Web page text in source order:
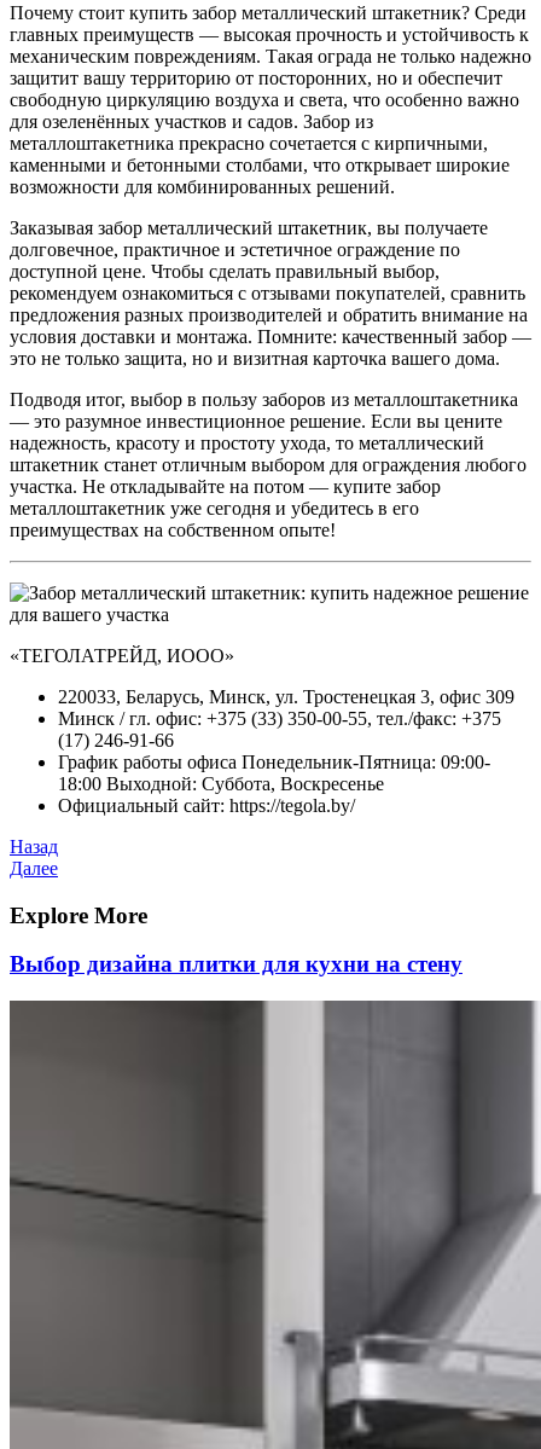
Почему стоит купить забор металлический штакетник? Среди
главных преимуществ — высокая прочность и устойчивость к
механическим повреждениям. Такая ограда не только надежно
защитит вашу территорию от посторонних, но и обеспечит
свободную циркуляцию воздуха и света, что особенно важно
для озеленённых участков и садов. Забор из
металлоштакетника прекрасно сочетается с кирпичными,
каменными и бетонными столбами, что открывает широкие
возможности для комбинированных решений.
Заказывая забор металлический штакетник, вы получаете
долговечное, практичное и эстетичное ограждение по
доступной цене. Чтобы сделать правильный выбор,
рекомендуем ознакомиться с отзывами покупателей, сравнить
предложения разных производителей и обратить внимание на
условия доставки и монтажа. Помните: качественный забор —
это не только защита, но и визитная карточка вашего дома.
Подводя итог, выбор в пользу заборов из металлоштакетника
— это разумное инвестиционное решение. Если вы цените
надежность, красоту и простоту ухода, то металлический
штакетник станет отличным выбором для ограждения любого
участка. Не откладывайте на потом — купите забор
металлоштакетник уже сегодня и убедитесь в его
преимуществах на собственном опыте!
«ТЕГОЛАТРЕЙД, ИООО»
220033, Беларусь, Минск, ул. Тростенецкая 3, офис 309
Минск / гл. офис: +375 (33) 350-00-55, тел./факс: +375
(17) 246-91-66
График работы офиса Понедельник-Пятница: 09:00-
18:00 Выходной: Суббота, Воскресенье
Официальный сайт: https://tegola.by/
Навигация
по
записям
Предыдущая
запись
Назад
Следующая
Далее
Explore More
Выбор дизайна плитки для кухни на стену